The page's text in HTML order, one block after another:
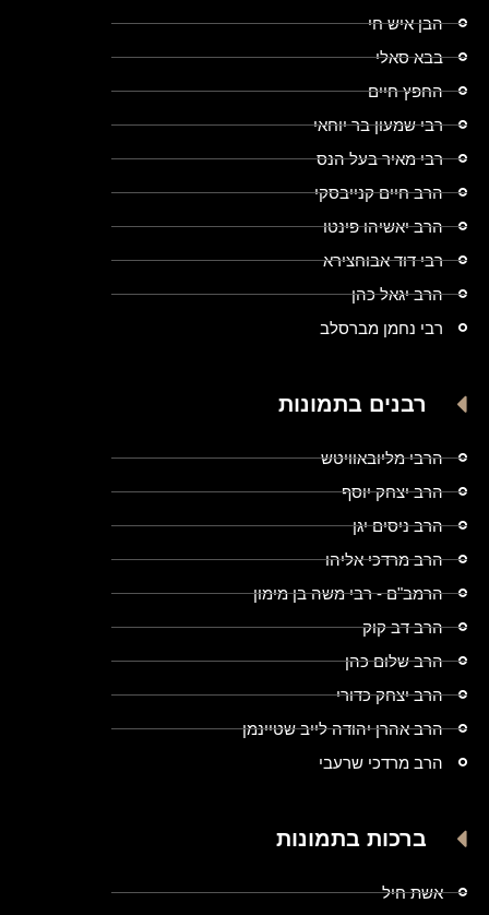
הבן איש חי
בבא סאלי
החפץ חיים
רבי שמעון בר יוחאי
רבי מאיר בעל הנס
הרב חיים קנייבסקי
הרב יאשיהו פינטו
רבי דוד אבוחצירא
הרב יגאל כהן
רבי נחמן מברסלב
רבנים בתמונות
הרבי מליובאוויטש
הרב יצחק יוסף
הרב ניסים יגן
הרב מרדכי אליהו
הרמב"ם - רבי משה בן מימון
הרב דב קוק
הרב שלום כהן
הרב יצחק כדורי
הרב אהרן יהודה לייב שטיינמן
הרב מרדכי שרעבי
ברכות בתמונות
אשת חיל